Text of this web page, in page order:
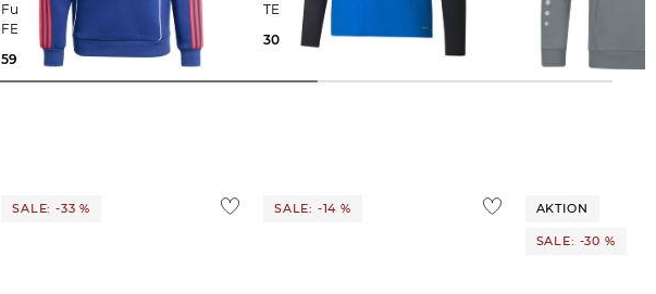
Fußballhoodie FC ARSENAL
FESTIVAL PACK HOODIE
59,99 €
80,00 €
TEAMLIGA TRAINIG SWEAT
30,00 €
44,99 €
POWER
37,29 €
69,99 €
SALE: -33 % SALE: -14 % AKTION
SALE: -30 %